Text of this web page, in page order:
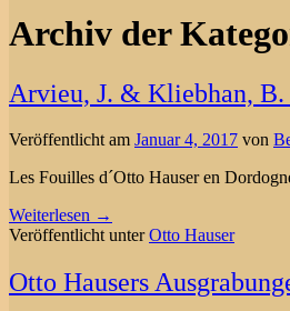
Archiv der
Arvieu, J. & Kliebhan, B.
Veröffentlicht am Januar 4, 2017 von
Les Fouilles d´Otto Hauser en
Weiterlesen →
Veröffentlicht unter Otto Hauser
Otto Hausers